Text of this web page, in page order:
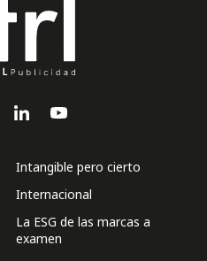
Intangible pero cierto
Internacional
La ESG de las marcas a
examen